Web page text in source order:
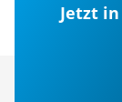
Jetzt